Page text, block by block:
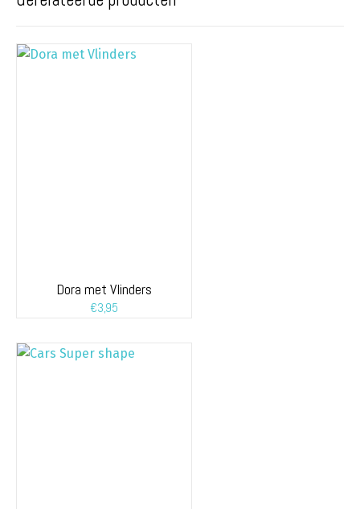
Dora met Vlinders
€3,95